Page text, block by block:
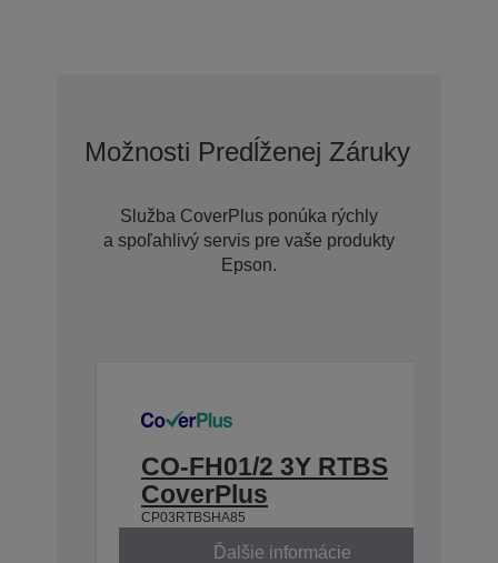
Možnosti Predĺženej Záruky So
Služba CoverPlus ponúka rýchly
a spoľahlivý servis pre vaše produkty
Epson.
CO-FH01/2 3Y RTBS
CoverPlus
CP03RTBSHA85
Ďalšie informácie